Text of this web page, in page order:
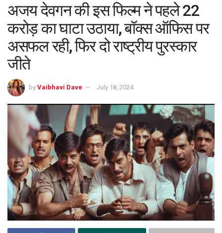
अजय देवगन की इस फिल्म ने पहले 22
करोड़ का घाटा उठाया, बॉक्स ऑफिस पर
असफल रही, फिर दो राष्ट्रीय पुरस्कार
जीते
by Vaibhavi Dave July 18, 2024